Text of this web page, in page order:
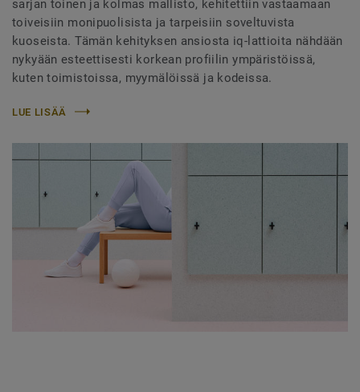
sarjan toinen ja kolmas mallisto, kehitettiin vastaamaan
toiveisiin monipuolisista ja tarpeisiin soveltuvista
kuoseista. Tämän kehityksen ansiosta iq-lattioita nähdään
nykyään esteettisesti korkean profiilin ympäristöissä,
kuten toimistoissa, myymälöissä ja kodeissa.
LUE LISÄÄ